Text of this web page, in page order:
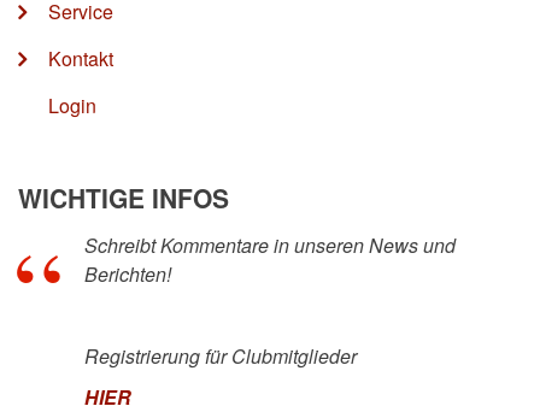
Service
Kontakt
Login
WICHTIGE INFOS
Schreibt Kommentare in unseren News und
Berichten!
Registrierung für Clubmitglieder
HIER